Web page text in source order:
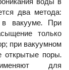
два метода:
в вакууме. При
только
при вакуумном
открытые поры.
для